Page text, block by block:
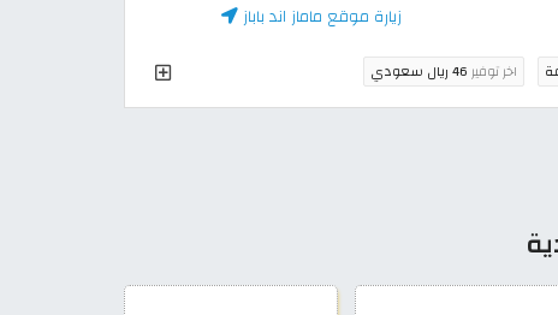
زيارة موقع ماماز اند باباز
اخر توفير46 ريال سعودي